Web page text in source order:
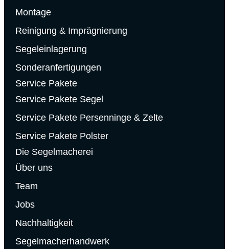
Montage
Reinigung & Imprägnierung
Segeleinlagerung
Sonderanfertigungen
Service Pakete
Service Pakete Segel
Service Pakete Persenninge & Zelte
Service Pakete Polster
Die Segelmacherei
Über uns
Team
Jobs
Nachhaltigkeit
Segelmacherhandwerk